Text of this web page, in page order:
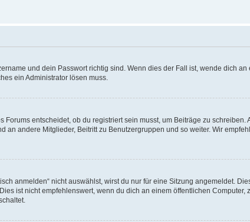
und dein Passwort richtig sind. Wenn dies der Fall ist, wende dich
ein Administrator lösen muss.
entscheidet, ob du registriert sein musst, um Beiträge zu
an andere Mitglieder, Beitritt zu Benutzergruppen und so weiter. Wir
anmelden“ nicht auswählst, wirst du nur für eine Sitzung angemeldet.
ist nicht empfehlenswert, wenn du dich an einem öffentlichen